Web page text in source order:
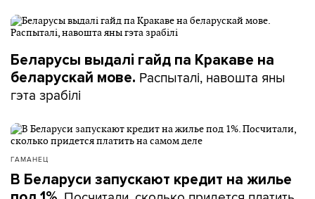
Беларусы выдалі гайд па Кракаве на
беларускай мове. Распыталі, навошта яны
гэта зрабілі
ГАМАНЕЦ
В Беларуси запускают кредит на жилье